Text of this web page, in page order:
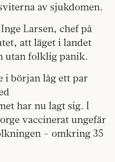
av sjukdomen.
Larsen, chef på
att läget i landet
utan folklig panik.
i början låg ett par
har nu lagt sig. I
vaccinerat ungefär
– omkring 35